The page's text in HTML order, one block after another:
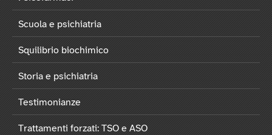
Scuola e psichiatria
Squilibrio biochimico
Storia e psichiatria
Testimonianze
Trattamenti forzati: TSO e ASO